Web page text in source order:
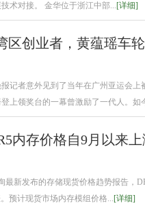
术对接。 金华位于浙江中部...[详细]
区创业者，黄蕴瑶车
记者意外见到了当年在广州亚运会上
上领奖台的一幕曾激励了一代人。如
内存价格自9月以来
最新发布的存储现货价格趋势报告，
预计现货市场内存模组价格...[详细]